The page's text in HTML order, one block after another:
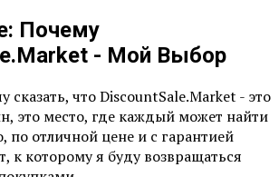
Почему
- Мой Выбор
сказать, что DiscountSale.Market - это
это место, где каждый может найти
по отличной цене и с гарантией
к которому я буду возвращаться